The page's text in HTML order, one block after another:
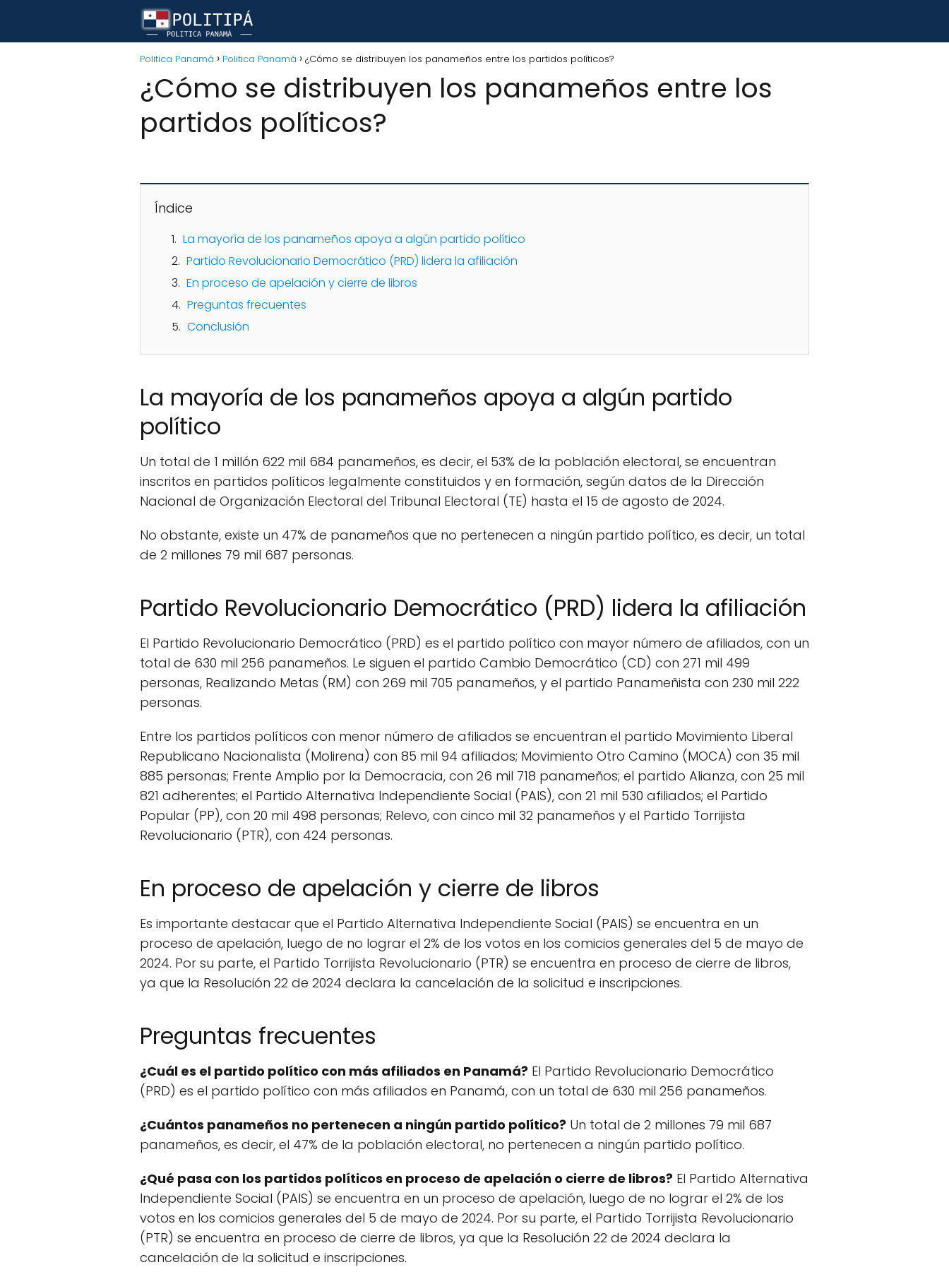
Politica Panamá Politica Panamá ¿Cómo se distribuyen los panameños entre los partidos políticos?
¿Cómo se distribuyen los panameños entre los
partidos políticos?
Índice
La mayoría de los panameños apoya a algún partido político
Partido Revolucionario Democrático (PRD) lidera la afiliación
En proceso de apelación y cierre de libros
Preguntas frecuentes
Conclusión
La mayoría de los panameños apoya a algún partido
político
Un total de 1 millón 622 mil 684 panameños, es decir, el 53% de la población electoral, se encuentran
inscritos en partidos políticos legalmente constituidos y en formación, según datos de la Dirección
Nacional de Organización Electoral del Tribunal Electoral (TE) hasta el 15 de agosto de 2024.
No obstante, existe un 47% de panameños que no pertenecen a ningún partido político, es decir, un total
de 2 millones 79 mil 687 personas.
Partido Revolucionario Democrático (PRD) lidera la afiliación
El Partido Revolucionario Democrático (PRD) es el partido político con mayor número de afiliados, con un
total de 630 mil 256 panameños. Le siguen el partido Cambio Democrático (CD) con 271 mil 499
personas, Realizando Metas (RM) con 269 mil 705 panameños, y el partido Panameñista con 230 mil 222
personas.
Entre los partidos políticos con menor número de afiliados se encuentran el partido Movimiento Liberal
Republicano Nacionalista (Molirena) con 85 mil 94 afiliados; Movimiento Otro Camino (MOCA) con 35 mil
885 personas; Frente Amplio por la Democracia, con 26 mil 718 panameños; el partido Alianza, con 25 mil
821 adherentes; el Partido Alternativa Independiente Social (PAIS), con 21 mil 530 afiliados; el Partido
Popular (PP), con 20 mil 498 personas; Relevo, con cinco mil 32 panameños y el Partido Torrijista
Revolucionario (PTR), con 424 personas.
En proceso de apelación y cierre de libros
Es importante destacar que el Partido Alternativa Independiente Social (PAIS) se encuentra en un
proceso de apelación, luego de no lograr el 2% de los votos en los comicios generales del 5 de mayo de
2024. Por su parte, el Partido Torrijista Revolucionario (PTR) se encuentra en proceso de cierre de libros,
ya que la Resolución 22 de 2024 declara la cancelación de la solicitud e inscripciones.
Preguntas frecuentes
¿Cuál es el partido político con más afiliados en Panamá? El Partido Revolucionario Democrático
(PRD) es el partido político con más afiliados en Panamá, con un total de 630 mil 256 panameños.
¿Cuántos panameños no pertenecen a ningún partido político? Un total de 2 millones 79 mil 687
panameños, es decir, el 47% de la población electoral, no pertenecen a ningún partido político.
¿Qué pasa con los partidos políticos en proceso de apelación o cierre de libros? El Partido Alternativa
Independiente Social (PAIS) se encuentra en un proceso de apelación, luego de no lograr el 2% de los
votos en los comicios generales del 5 de mayo de 2024. Por su parte, el Partido Torrijista Revolucionario
(PTR) se encuentra en proceso de cierre de libros, ya que la Resolución 22 de 2024 declara la
cancelación de la solicitud e inscripciones.